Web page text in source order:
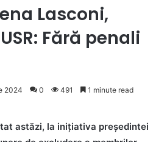
Lasconi,
Fără penali
2024 0 491 1 minute read
astăzi, la inițiativa președintei